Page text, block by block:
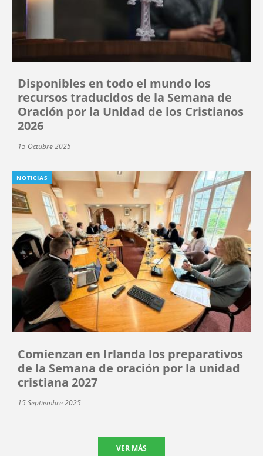
Disponibles en todo el mundo los
recursos traducidos de la Semana de
Oración por la Unidad de los Cristianos
2026
15 Octubre 2025
NOTICIAS
Comienzan en Irlanda los preparativos
de la Semana de oración por la unidad
cristiana 2027
15 Septiembre 2025
VER MÁS